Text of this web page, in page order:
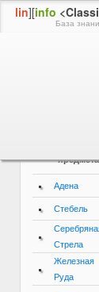
lin][info
База
Информация об
предмета
Адена
Стебель
Стрела
Железная
Руда